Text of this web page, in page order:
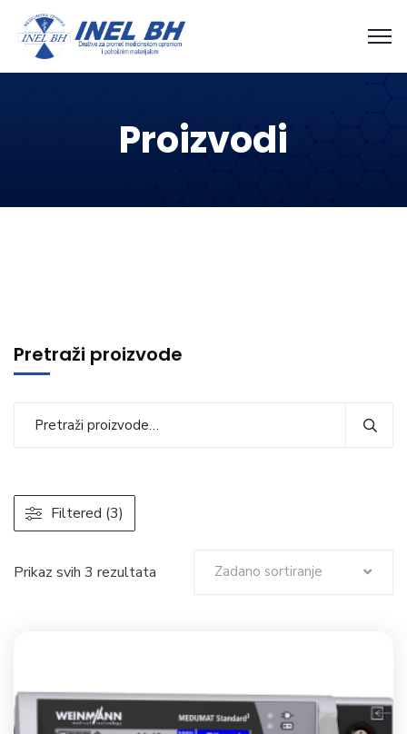
Proizvodi
Prikaz svih 3 rezultata Zadano sortiranje
Pretraži proizvode
Filtered (3)